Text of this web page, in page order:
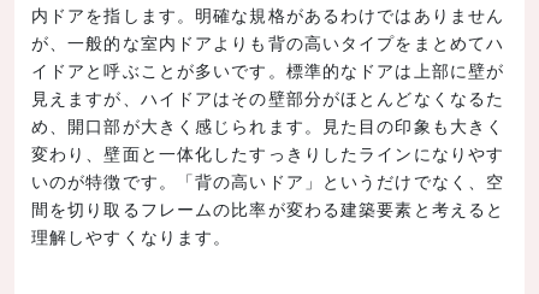
内ドアを指します。明確な規格があるわけではありません
が、一般的な室内ドアよりも背の高いタイプをまとめてハ
イドアと呼ぶことが多いです。標準的なドアは上部に壁が
見えますが、ハイドアはその壁部分がほとんどなくなるた
め、開口部が大きく感じられます。見た目の印象も大きく
変わり、壁面と一体化したすっきりしたラインになりやす
いのが特徴です。「背の高いドア」というだけでなく、空
間を切り取るフレームの比率が変わる建築要素と考えると
理解しやすくなります。